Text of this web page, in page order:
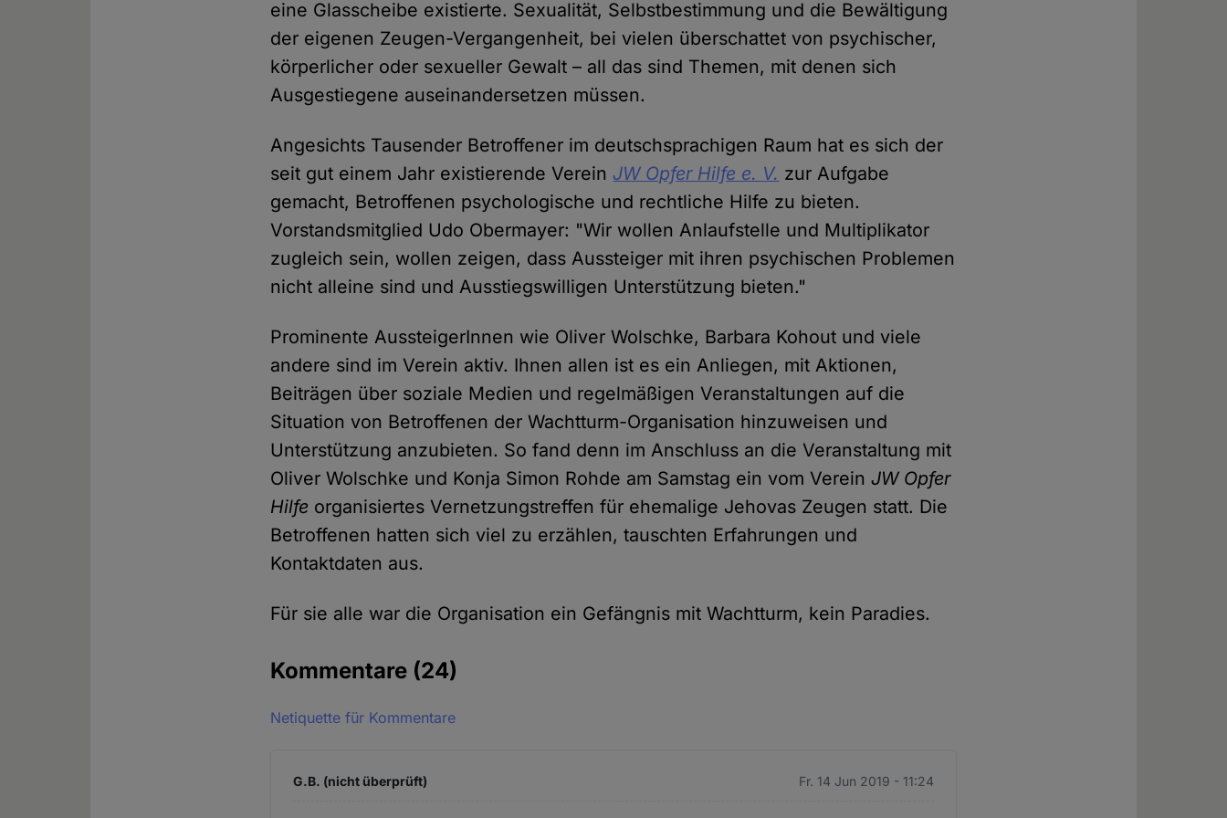
eine Glasscheibe existierte. Sexualität, Selbstbestimmung und die Bewältigung
der eigenen Zeugen-Vergangenheit, bei vielen überschattet von psychischer,
körperlicher oder sexueller Gewalt – all das sind Themen, mit denen sich
Ausgestiegene auseinandersetzen müssen.
Angesichts Tausender Betroffener im deutschsprachigen Raum hat es sich der
seit gut einem Jahr existierende VereinJW Opfer Hilfe e. V. zur Aufgabe
gemacht, Betroffenen psychologische und rechtliche Hilfe zu bieten.
Vorstandsmitglied Udo Obermayer: "Wir wollen Anlaufstelle und Multiplikator
zugleich sein, wollen zeigen, dass Aussteiger mit ihren psychischen Problemen
nicht alleine sind und Ausstiegswilligen Unterstützung bieten."
Prominente AussteigerInnen wie Oliver Wolschke, Barbara Kohout und viele
andere sind im Verein aktiv. Ihnen allen ist es ein Anliegen, mit Aktionen,
Beiträgen über soziale Medien und regelmäßigen Veranstaltungen auf die
Situation von Betroffenen der Wachtturm-Organisation hinzuweisen und
Unterstützung anzubieten. So fand denn im Anschluss an die Veranstaltung mit
Oliver Wolschke und Konja Simon Rohde am Samstag ein vom VereinJW Opfer
Hilfe organisiertes Vernetzungstreffen für ehemalige Jehovas Zeugen statt. Die
Betroffenen hatten sich viel zu erzählen, tauschten Erfahrungen und
Kontaktdaten aus.
Für sie alle war die Organisation ein Gefängnis mit Wachtturm, kein Paradies.
Kommentare (24)
Netiquette für Kommentare
G.B. (nicht überprüft) Fr. 14 Jun 2019 - 11:24